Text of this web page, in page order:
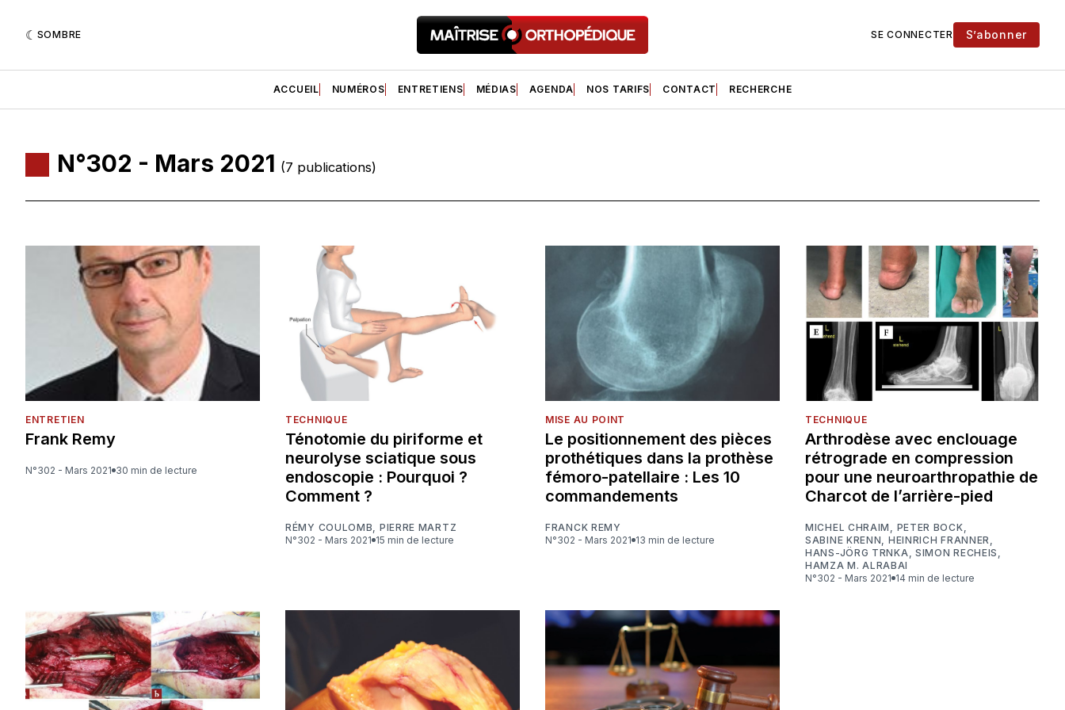
SOMBRE SE CONNECTER S’abonner
ACCUEIL NUMÉROS ENTRETIENS MÉDIAS AGENDA NOS TARIFS CONTACT RECHERCHE
N°302 - Mars 2021 (7 publications)
ENTRETIEN
Frank Remy
N°302 - Mars 2021 30 min de lecture
TECHNIQUE
Ténotomie du piriforme et
neurolyse sciatique sous
endoscopie : Pourquoi ?
Comment ?
RÉMY COULOMB
PIERRE MARTZ
N°302 - Mars 2021
15 min de lecture
MISE AU POINT
Le positionnement des pièces
prothétiques dans la prothèse
fémoro-patellaire : Les 10
commandements
FRANCK REMY
N°302 - Mars 2021
13 min de lecture
TECHNIQUE
Arthrodèse avec enclouage
rétrograde en compression
pour une neuroarthropathie de
Charcot de l’arrière-pied
MICHEL CHRAIM PETER BOCK
SABINE KRENN
HEINRICH FRANNER
HANS-JÖRG TRNKA SIMON RECHEIS
HAMZA M. ALRABAI
N°302 - Mars 2021
14 min de lecture